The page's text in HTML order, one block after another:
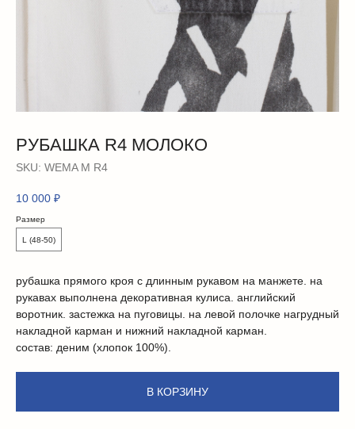
РУБАШКА R4 МОЛОКО
SKU: WEMA М R4
10 000 ₽
Размер
L (48-50)
рубашка прямого кроя с длинным рукавом на манжете. на
рукавах выполнена декоративная кулиса. английский
воротник. застежка на пуговицы. на левой полочке нагрудный
накладной карман и нижний накладной карман.
состав: деним (хлопок 100%).
В КОРЗИНУ